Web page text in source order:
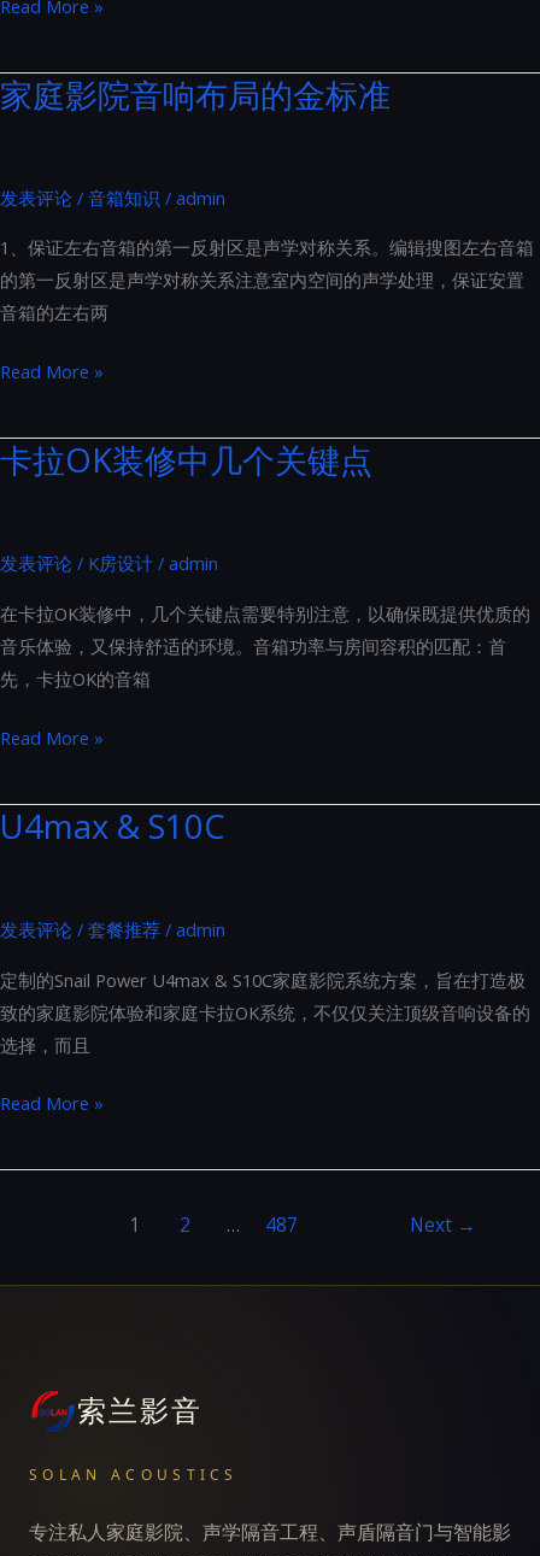
南
家
庭
时，
见
的
误
区
意
Read More »
家庭影院音响布局的金标准
发表评论 / 音箱知识 / admin
1、保证左右音箱的第一反射区是声学对称关系。编辑搜图左右音箱
的第一反射区是声学对称关系注意室内空间的声学处理，保证安置
音箱的左右两
家
影
院
布
的
金
标
准
Read More »
卡拉OK装修中几个关键点
发表评论 / K房设计 / admin
在卡拉OK装修中，几个关键点需要特别注意，以确保既提供优质的
音乐体验，又保持舒适的环境。音箱功率与房间容积的匹配：首
先，卡拉OK的音箱
卡
OK
装
几
关
键
点
Read More »
U4max & S10C
发表评论 / 套餐推荐 / admin
定制的Snail Power U4max & S10C家庭影院系统方案，旨在打造极
致的家庭影院体验和家庭卡拉OK系统，不仅仅关注顶级音响设备的
选择，而且
U4max
S10C
Read More »
1 2 … 487 Next →
索兰影音
SOLAN ACOUSTICS
专注私人家庭影院、声学隔音工程、声盾隔音门与智能影